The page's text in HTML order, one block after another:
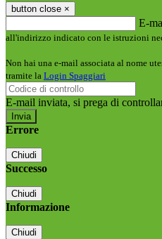
button close ×
E-
all'indirizzo indicato con le istruzioni
Non hai una e-mail associata al nome
tramite la Login Spaggiari
E-mail inviata, si prega di
Errore
Chiudi
Successo
Chiudi
Informazione
Chiudi